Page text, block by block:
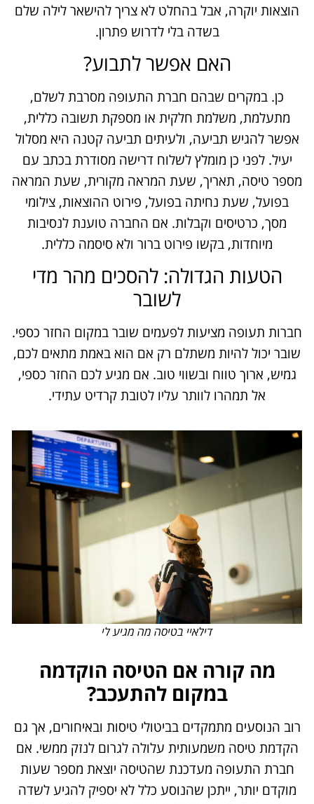
הוצאות יוקרה, אבל בהחלט לא צריך להישאר לילה שלם
בשדה בלי לדרוש פתרון.
האם אפשר לתבוע?
כן. במקרים שבהם חברת התעופה מסרבת לשלם,
מתעלמת, משלמת חלקית או מספקת תשובה כללית,
אפשר להגיש תביעה, ולעיתים תביעה קטנה היא מסלול
יעיל. לפני כן מומלץ לשלוח דרישה מסודרת בכתב עם
מספר טיסה, תאריך, שעת המראה מקורית, שעת המראה
בפועל, שעת נחיתה בפועל, פירוט ההוצאות, צילומי
מסך, כרטיסים וקבלות. אם החברה טוענת לנסיבות
מיוחדות, בקשו פירוט ברור ולא סיסמה כללית.
הטעות הגדולה: להסכים מהר מדי
לשובר
חברות תעופה מציעות לפעמים שובר במקום החזר כספי.
שובר יכול להיות משתלם רק אם הוא באמת מתאים לכם,
גמיש, ארוך טווח ובשווי טוב. אם מגיע לכם החזר כספי,
אל תמהרו לוותר עליו לטובת קרדיט עתידי.
דילאיי בטיסה מה מגיע לי
מה קורה אם הטיסה הוקדמה
במקום להתעכב?
רוב הנוסעים מתמקדים בביטולי טיסות ובאיחורים, אך גם
הקדמת טיסה משמעותית עלולה לגרום לנזק ממשי. אם
חברת התעופה מעדכנת שהטיסה יוצאת מספר שעות
מוקדם יותר, ייתכן שהנוסע כלל לא יספיק להגיע לשדה